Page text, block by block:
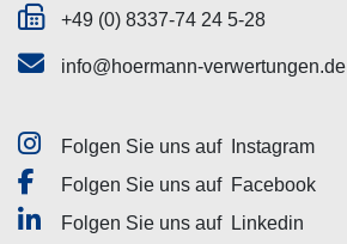
+49 (0) 8337-74 24 5-28
info@hoermann-verwertungen.de
Folgen Sie uns auf
Instagram
Folgen Sie uns auf Facebook
Folgen Sie uns auf
Linkedin